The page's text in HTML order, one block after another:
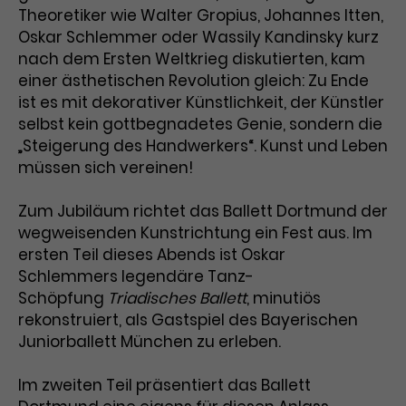
Anbieter Google Analytics
Laufzeit 1 Minute
Zweck
Das ist ein von Google Analytics
gesetztes Cookie. Bestimmte
Daten werden nur maximal einmal
pro Minute an Google Analytics
werden bestimmte
Datenübertragungen
unterbunden.
Laufzeit 3 Monate
Zweck
Dieses Cookie wird verwendet, um
Nutzerinteraktionen mit
Werbeanzeigen zu messen und
Remarketing-Funktionen
bereitzustellen.
Name IDE
Anbieter Google / DoubleClick
Laufzeit 1 Jahr
Zweck
Dieses Cookie dient der Anzeige
misst die Wirksamkeit von
Theoretiker wie Walter Gropius, Johannes Itten,
Oskar Schlemmer oder Wassily Kandinsky kurz
nach dem Ersten Weltkrieg diskutierten, kam
einer ästhetischen Revolution gleich: Zu Ende
ist es mit dekorativer Künstlichkeit, der Künstler
selbst kein gottbegnadetes Genie, sondern die
„Steigerung des Handwerkers“. Kunst und Leben
müssen sich vereinen!
Zum Jubiläum richtet das Ballett Dortmund der
wegweisenden Kunstrichtung ein Fest aus. Im
ersten Teil dieses Abends ist Oskar
Schlemmers legendäre Tanz-
Schöpfung Triadisches Ballett, minutiös
rekonstruiert, als Gastspiel des Bayerischen
Juniorballett München zu erleben.
Im zweiten Teil präsentiert das Ballett